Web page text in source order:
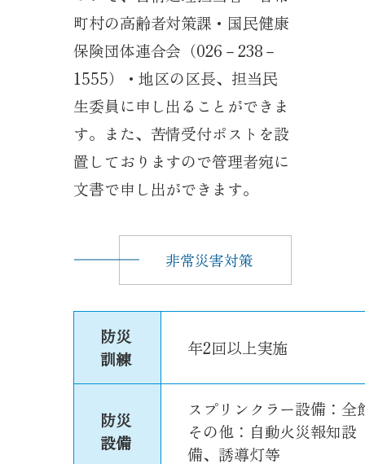
町村の高齢者対策課・国民健康
保険団体連合会（026－238－
1555）・地区の区長、担当民
生委員に申し出ることができま
す。また、苦情受付ポストを設
置しておりますので管理者宛に
文書で申し出ができます。
非常災害対策
防災
訓練
年2回以上実施
防災
設備
スプリンクラー設備：全
その他：自動火災報知設
備、誘導灯等